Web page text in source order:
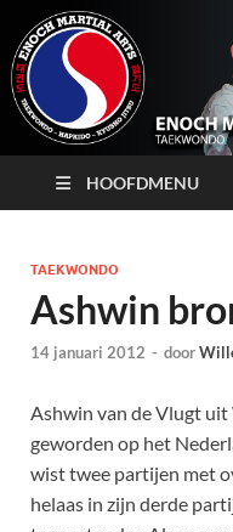
HOOFDMENU
TAEKWONDO
Ashwin
14 januari 2012 - door
Ashwin van de Vlugt
geworden op het
wist twee partijen met
helaas in zijn derde